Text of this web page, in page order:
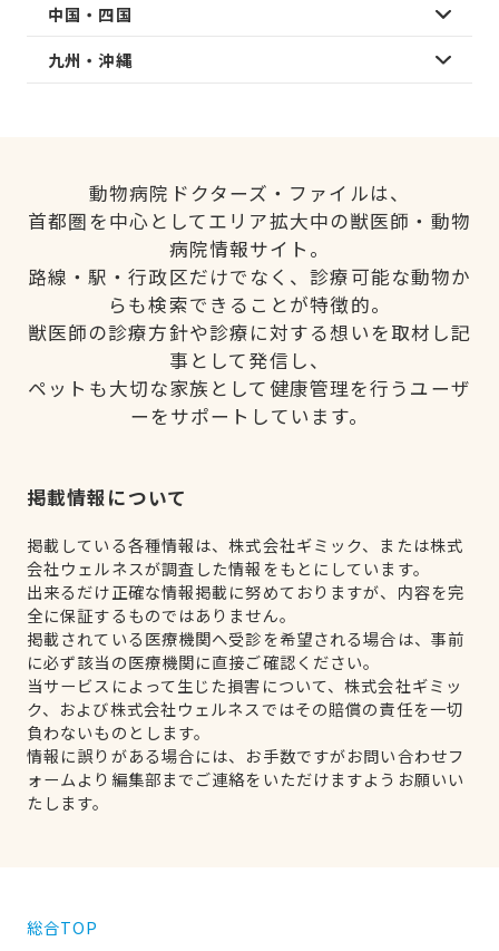
中国・四国
九州・沖縄
動物病院ドクターズ・ファイルは、
首都圏を中心としてエリア拡大中の獣医師・動物
病院情報サイト。
路線・駅・行政区だけでなく、診療可能な動物か
らも検索できることが特徴的。
獣医師の診療方針や診療に対する想いを取材し記
事として発信し、
ペットも大切な家族として健康管理を行うユーザ
ーをサポートしています。
掲載情報について
掲載している各種情報は、株式会社ギミック、または株式
会社ウェルネスが調査した情報をもとにしています。
出来るだけ正確な情報掲載に努めておりますが、内容を完
全に保証するものではありません。
掲載されている医療機関へ受診を希望される場合は、事前
に必ず該当の医療機関に直接ご確認ください。
当サービスによって生じた損害について、株式会社ギミッ
ク、および株式会社ウェルネスではその賠償の責任を一切
負わないものとします。
情報に誤りがある場合には、お手数ですがお問い合わせフ
ォームより編集部までご連絡をいただけますようお願いい
たします。
総合TOP